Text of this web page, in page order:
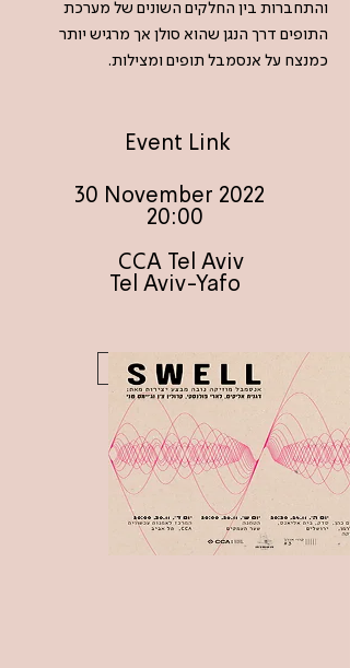
והתחברות בין החלקים השונים של מערכת
התופים דרך הנגן שהוא סולן אך מרגיש יותר
כמנצח על אנסמבל תופים ומצילות.
Event Link
30 November 2022
20:00
CCA Tel Aviv
Tel Aviv-Yafo
Get Tickets